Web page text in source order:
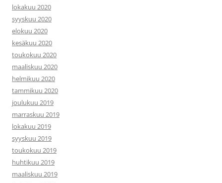
lokakuu 2020
syyskuu 2020
elokuu 2020
kesäkuu 2020
toukokuu 2020
maaliskuu 2020
helmikuu 2020
tammikuu 2020
joulukuu 2019
marraskuu 2019
lokakuu 2019
syyskuu 2019
toukokuu 2019
huhtikuu 2019
maaliskuu 2019